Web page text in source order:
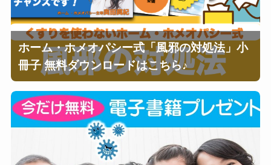
ホーム・ホメオパシー式「風邪の対処法」小
冊子 無料ダウンロードはこちら♪